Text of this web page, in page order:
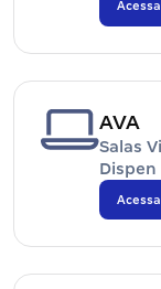
AVA
Salas
Dispen